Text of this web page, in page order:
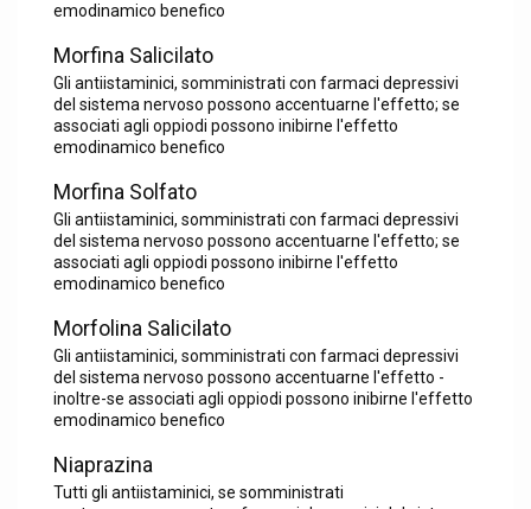
emodinamico benefico
Morfina Salicilato
Gli antiistaminici, somministrati con farmaci depressivi
del sistema nervoso possono accentuarne l'effetto; se
associati agli oppiodi possono inibirne l'effetto
emodinamico benefico
Morfina Solfato
Gli antiistaminici, somministrati con farmaci depressivi
del sistema nervoso possono accentuarne l'effetto; se
associati agli oppiodi possono inibirne l'effetto
emodinamico benefico
Morfolina Salicilato
Gli antiistaminici, somministrati con farmaci depressivi
del sistema nervoso possono accentuarne l'effetto -
inoltre-se associati agli oppiodi possono inibirne l'effetto
emodinamico benefico
Niaprazina
Tutti gli antiistaminici, se somministrati